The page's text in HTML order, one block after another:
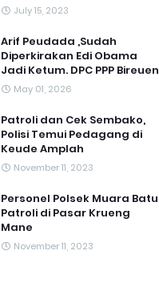
July 15, 2023
Arif Peudada ,Sudah
Diperkirakan Edi Obama
Jadi Ketum. DPC PPP Bireuen
May 01, 2026
Patroli dan Cek Sembako,
Polisi Temui Pedagang di
Keude Amplah
November 11, 2023
Personel Polsek Muara Batu
Patroli di Pasar Krueng
Mane
November 11, 2023